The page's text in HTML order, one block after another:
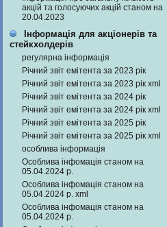
акцій та голосуючих акцій станом на
20.04.2023
Інформація для акціонерів та
стейкхолдерів
регулярна інформація
Річний звіт емітента за 2023 рік
Річний звіт емітента за 2023 рік xml
Річний звіт емітента за 2024 рік
Річний звіт емітента за 2024 рік xml
Річний звіт емітента за 2025 рік
Річний звіт емітента за 2025 рік xml
особлива інформація
Особлива інфомація станом на
05.04.2024 р.
Особлива інфомація станом на
05.04.2024 р. xml
Особлива інфомація станом на
05.04.2024 р.